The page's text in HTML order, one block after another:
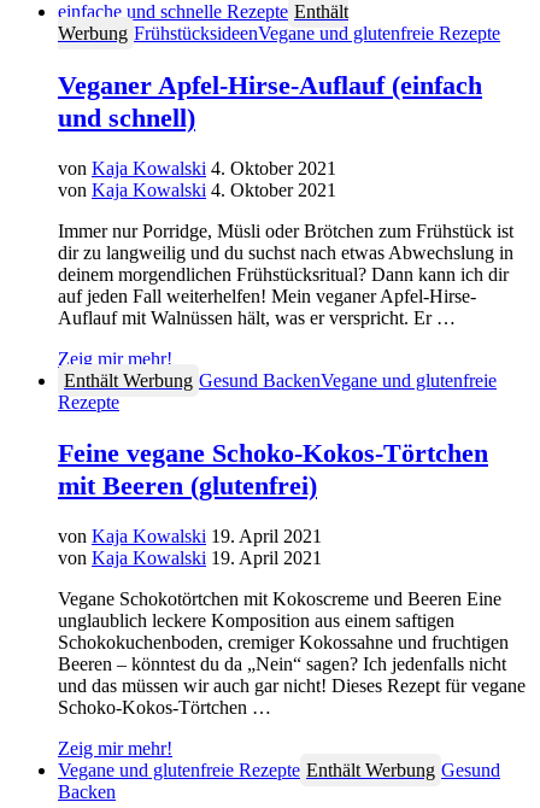
einfache und schnelle Rezepte Enthält
Werbung FrühstücksideenVegane und glutenfreie Rezepte
Veganer Apfel-Hirse-Auflauf (einfach
und schnell)
von Kaja Kowalski 4. Oktober 2021
von Kaja Kowalski 4. Oktober 2021
Immer nur Porridge, Müsli oder Brötchen zum Frühstück ist
dir zu langweilig und du suchst nach etwas Abwechslung in
deinem morgendlichen Frühstücksritual? Dann kann ich dir
auf jeden Fall weiterhelfen! Mein veganer Apfel-Hirse-
Auflauf mit Walnüssen hält, was er verspricht. Er …
Zeig mir mehr!
Enthält Werbung Gesund BackenVegane und glutenfreie
Rezepte
Feine vegane Schoko-Kokos-Törtchen
mit Beeren (glutenfrei)
von Kaja Kowalski 19. April 2021
von Kaja Kowalski 19. April 2021
Vegane Schokotörtchen mit Kokoscreme und Beeren Eine
unglaublich leckere Komposition aus einem saftigen
Schokokuchenboden, cremiger Kokossahne und fruchtigen
Beeren – könntest du da „Nein“ sagen? Ich jedenfalls nicht
und das müssen wir auch gar nicht! Dieses Rezept für vegane
Schoko-Kokos-Törtchen …
Zeig mir mehr!
Vegane und glutenfreie Rezepte Enthält Werbung Gesund
Backen